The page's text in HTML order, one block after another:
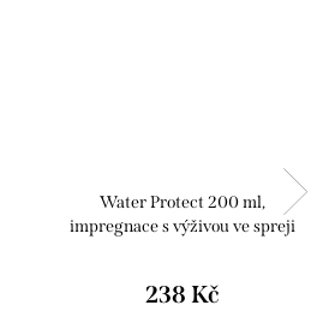
Water Protect 200 ml,
impregnace s výživou ve spreji
238 Kč